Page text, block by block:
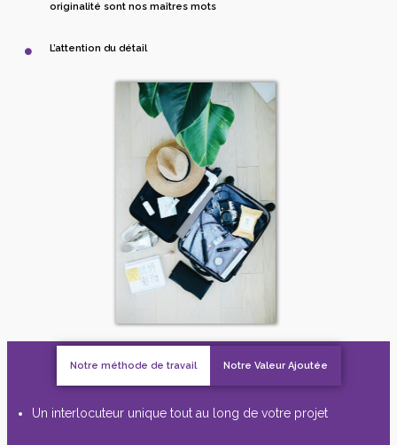
originalité sont nos maîtres mots
L’attention du détail
Notre méthode de travail Notre Valeur Ajoutée
Un interlocuteur unique tout au long de votre projet